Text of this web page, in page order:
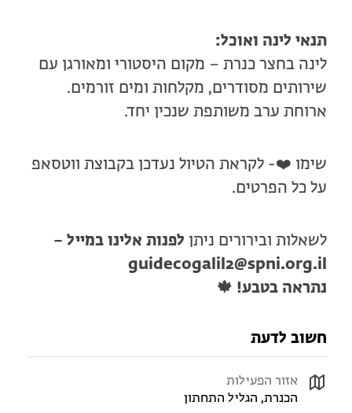
תנאי לינה ואוכל:
לינה בחצר כנרת – מקום היסטורי ומאורגן עם
שירותים מסודרים, מקלחות ומים זורמים.
ארוחת ערב משותפת שנכין יחד.
שימו ❤️- לקראת הטיול נעדכן בקבוצת ווטסאפ
על כל הפרטים.
לשאלות ובירורים ניתן לפנות אלינו במייל –
guidecogalil2@spni.org.il
נתראה בטבע! 🍁
חשוב לדעת
אזור הפעילות
הכנרת, הגליל התחתון